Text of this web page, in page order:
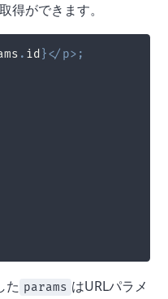
得ができます。
. id }</ p> ;
た params はURLパラメ